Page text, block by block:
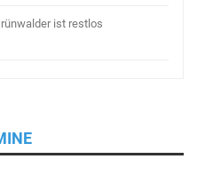
ist restlos